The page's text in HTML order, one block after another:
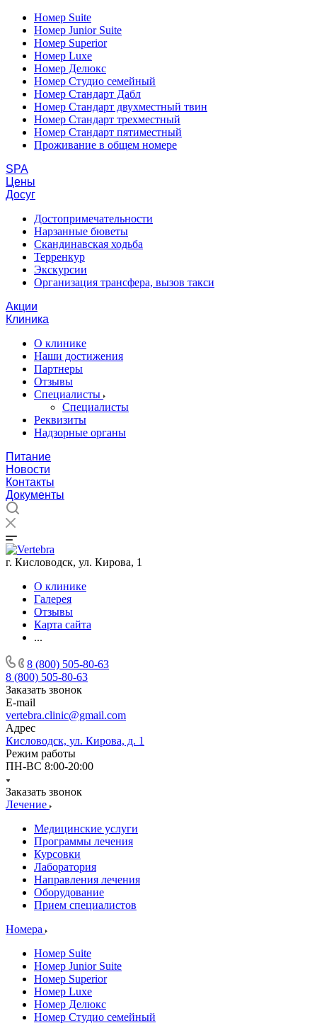
Номер Suite
Номер Junior Suite
Номер Superior
Номер Luxe
Номер Делюкс
Номер Студио семейный
Номер Стандарт Дабл
Номер Стандарт двухместный твин
Номер Стандарт трехместный
Номер Стандарт пятиместный
Проживание в общем номере
SPA
Цены
Досуг
Достопримечательности
Нарзанные бюветы
Скандинавская ходьба
Терренкур
Экскурсии
Организация трансфера, вызов такси
Акции
Клиника
О клинике
Наши достижения
Партнеры
Отзывы
Специалисты
Специалисты
Реквизиты
Надзорные органы
Питание
Новости
Контакты
Документы
г. Кисловодск, ул. Кирова, 1
О клинике
Галерея
Отзывы
Карта сайта
...
8 (800) 505-80-63
8 (800) 505-80-63
Заказать звонок
E-mail
vertebra.clinic@gmail.com
Адрес
Кисловодск, ул. Кирова, д. 1
Режим работы
ПН-ВС 8:00-20:00
Заказать звонок
Лечение
Медицинские услуги
Программы лечения
Курсовки
Лаборатория
Направления лечения
Оборудование
Прием специалистов
Номера
Номер Suite
Номер Junior Suite
Номер Superior
Номер Luxe
Номер Делюкс
Номер Студио семейный